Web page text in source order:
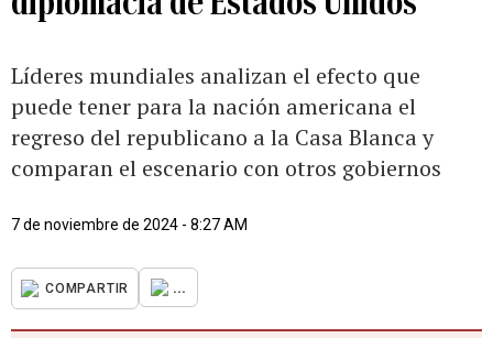
Líderes mundiales analizan el efecto que
puede tener para la nación americana el
regreso del republicano a la Casa Blanca y
comparan el escenario con otros gobiernos
7 de noviembre de 2024 - 8:27 AM
COMPARTIR ...